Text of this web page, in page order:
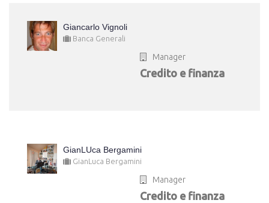
Giancarlo Vignoli
Banca Generali
Manager
Credito e finanza
GianLUca Bergamini
GianLuca Bergamini
Manager
Credito e finanza